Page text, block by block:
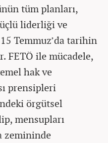
tüm planları,
liderliği ve
Temmuz’da tarihin
FETÖ ile mücadele,
hak ve
prensipleri
örgütsel
mensupları
zemininde